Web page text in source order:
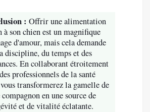
: Offrir une alimentation
à son chien est un magnifique
d'amour, mais cela demande
discipline, du temps et des
En collaborant étroitement
professionnels de la santé
transformerez la gamelle de
en une source de
et de vitalité éclatante.